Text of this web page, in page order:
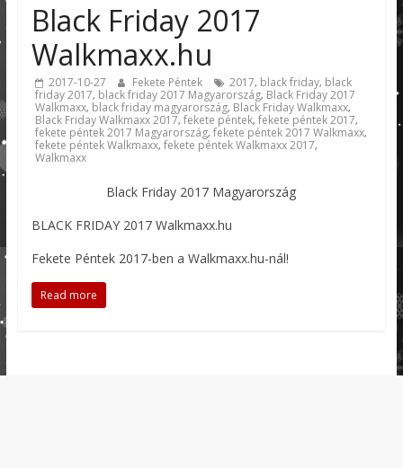
Black Friday 2017
Walkmaxx.hu
2017-10-27 Fekete Péntek 2017, black friday, black
friday 2017, black friday 2017 Magyarország, Black Friday 2017
Walkmaxx, black friday magyarország, Black Friday Walkmaxx,
Black Friday Walkmaxx 2017, fekete péntek, fekete péntek 2017,
fekete péntek 2017 Magyarország, fekete péntek 2017 Walkmaxx,
fekete péntek Walkmaxx, fekete péntek Walkmaxx 2017,
Walkmaxx
Black Friday 2017 Magyarország
BLACK FRIDAY 2017 Walkmaxx.hu
Fekete Péntek 2017-ben a Walkmaxx.hu-nál!
Read more